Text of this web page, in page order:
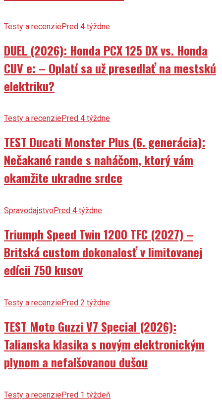
Testy a recenziePred 4 týždne
DUEL (2026): Honda PCX 125 DX vs. Honda
CUV e: – Oplatí sa už presedlať na mestskú
elektriku?
Testy a recenziePred 4 týždne
TEST Ducati Monster Plus (6. generácia):
Nečakané rande s naháčom, ktorý vám
okamžite ukradne srdce
SpravodajstvoPred 4 týždne
Triumph Speed Twin 1200 TFC (2027) –
Britská custom dokonalosť v limitovanej
edícii 750 kusov
Testy a recenziePred 2 týždne
TEST Moto Guzzi V7 Special (2026):
Talianska klasika s novým elektronickým
plynom a nefalšovanou dušou
Testy a recenziePred 1 týždeň